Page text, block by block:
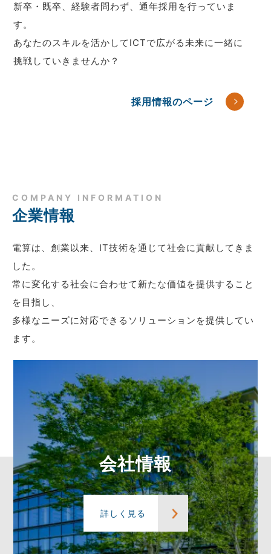
新卒・既卒、経験者問わず、通年採用を行っていま
す。
あなたのスキルを活かしてICTで広がる未来に一緒に
挑戦していきませんか？
採用情報のページ
COMPANY INFORMATION
企業情報
電算は、創業以来、IT技術を通じて社会に貢献してきま
した。
常に変化する社会に合わせて新たな価値を提供すること
を目指し、
多様なニーズに対応できるソリューションを提供してい
ます。
会社情報
詳しく見る